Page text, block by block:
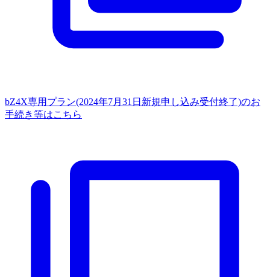
bZ4X専用プラン(2024年7月31日新規申し込み受付終了)のお
手続き等はこちら